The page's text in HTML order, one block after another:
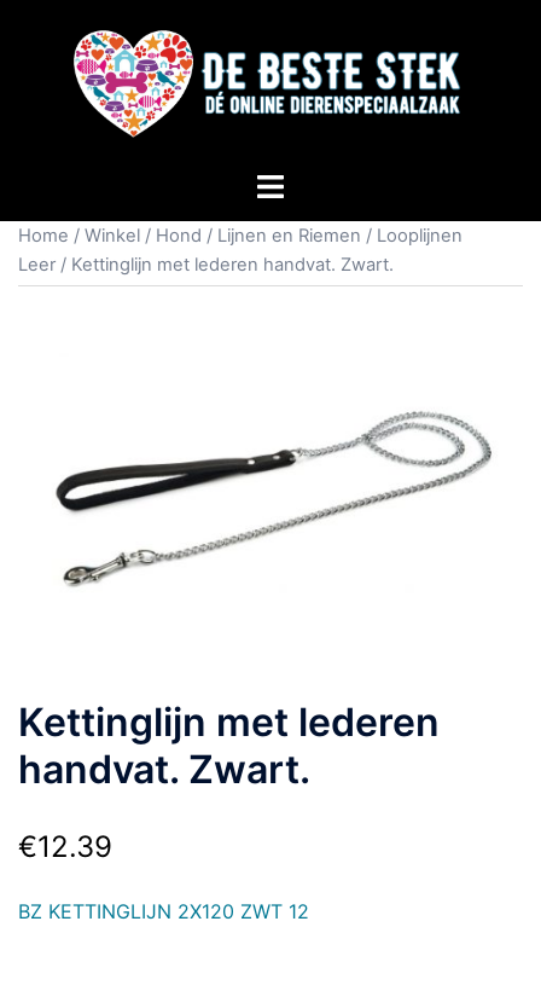
Home / Winkel / Hond / Lijnen en Riemen / Looplijnen
Leer / Kettinglijn met lederen handvat. Zwart.
Kettinglijn met lederen
handvat. Zwart.
€12.39
BZ KETTINGLIJN 2X120 ZWT 12